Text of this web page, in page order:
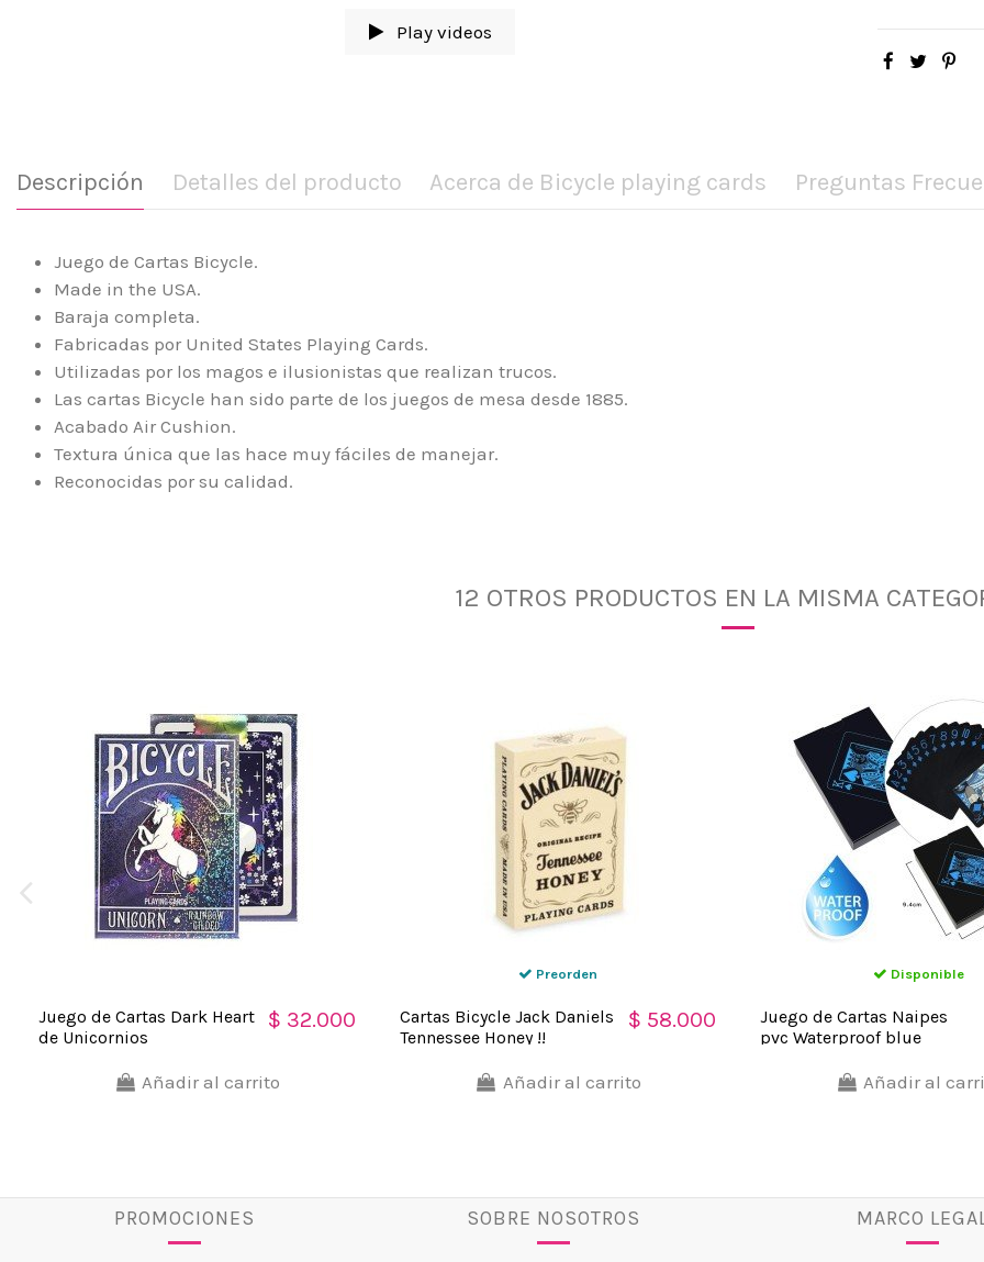
Play videos
Descripción Detalles del producto Acerca de Bicycle playing cards Preguntas
Juego de Cartas Bicycle.
Made in the USA.
Baraja completa.
Fabricadas por United States Playing Cards.
Utilizadas por los magos e ilusionistas que realizan trucos.
Las cartas Bicycle han sido parte de los juegos de mesa desde 1885.
Acabado Air Cushion.
Textura única que las hace muy fáciles de manejar.
Reconocidas por su calidad.
12 OTROS PRODUCTOS EN LA MISMA
Juego de Cartas Dark Heart
de Unicornios
$ 32.000
Añadir al carrito
Preorden
Cartas Bicycle Jack Daniels
Tennessee Honey !!
$ 58.000
Añadir al carrito
Disponible
Juego de Cartas Naipes
pvc Waterproof blue
Añadir al
PROMOCIONES SOBRE NOSOTROS MARCO